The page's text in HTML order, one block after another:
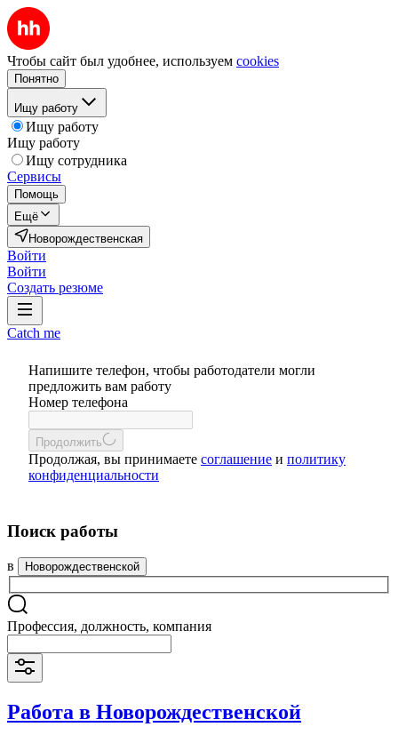
Чтобы сайт был удобнее, используем cookies
Понятно
Ищу работу
Ищу работу
Ищу работу
Ищу сотрудника
Сервисы
Помощь
Ещё
Новорождественская
Войти
Войти
Создать резюме
Catch me
Напишите телефон, чтобы работодатели могли
предложить вам работу
Номер телефона
Продолжить
Продолжая, вы принимаете соглашение и политику
конфиденциальности
Поиск работы
в Новорождественской
Профессия, должность, компания
Работа в Новорождественской